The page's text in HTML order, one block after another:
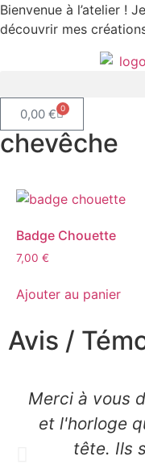
Bienvenue à l’atelier !
découvrir mes
0,00 € 0
chevêche
Badge Chouette
7,00 €
Ajouter au panier
Avis /
Merci à vous
et l'horloge
tête. Ils